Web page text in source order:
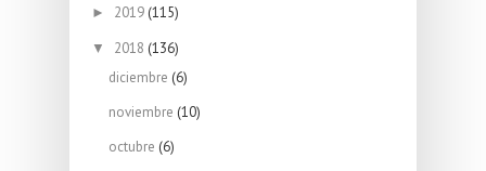
► 2019 (115)
▼ 2018 (136)
diciembre (6)
noviembre (10)
octubre (6)